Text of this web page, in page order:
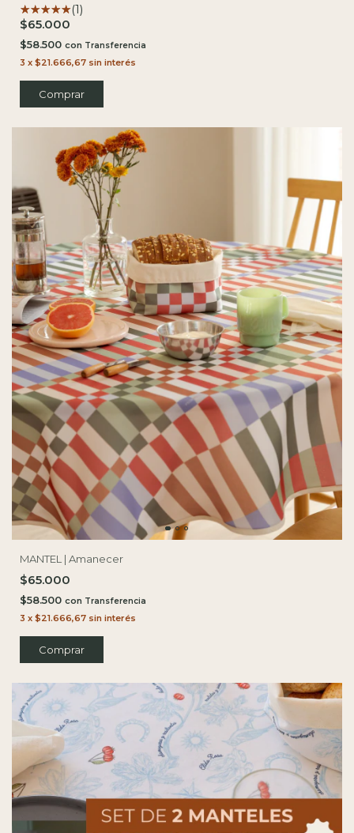
(1)
$65.000
$58.500 con
3 x $21.666,67 sin interés
Comprar
MANTEL | Amanecer
$65.000
$58.500 con
3 x $21.666,67 sin interés
Comprar